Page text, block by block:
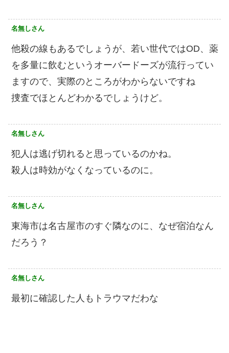
名無しさん
他殺の線もあるでしょうが、若い世代ではOD、薬
を多量に飲むというオーバードーズが流行ってい
ますので、実際のところがわからないですね
捜査でほとんどわかるでしょうけど。
名無しさん
犯人は逃げ切れると思っているのかね。
殺人は時効がなくなっているのに。
名無しさん
東海市は名古屋市のすぐ隣なのに、なぜ宿泊なん
だろう？
名無しさん
最初に確認した人もトラウマだわな